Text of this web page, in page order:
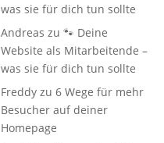
was sie für dich tun sollte
Andreas zu🐾 Deine
Website als Mitarbeitende –
was sie für dich tun sollte
Freddy zu6 Wege für mehr
Besucher auf deiner
Homepage